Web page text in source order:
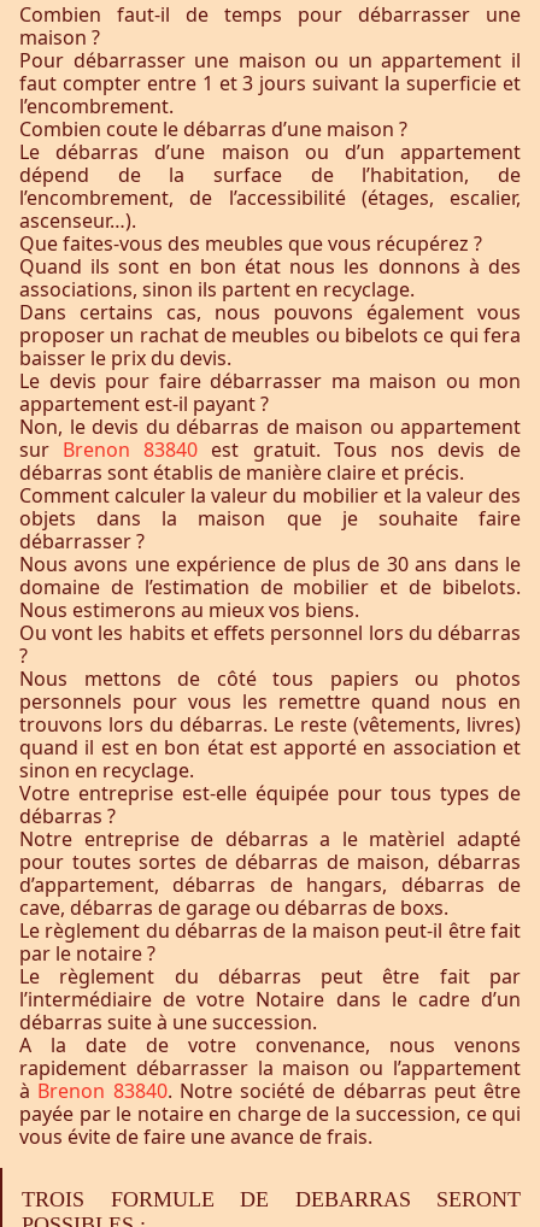
Combien faut-il de temps pour débarrasser une
maison ?
Pour débarrasser une maison ou un appartement il
faut compter entre 1 et 3 jours suivant la superficie et
l’encombrement.
Combien coute le débarras d’une maison ?
Le débarras d’une maison ou d’un appartement
dépend de la surface de l’habitation, de
l’encombrement, de l’accessibilité (étages, escalier,
ascenseur…).
Que faites-vous des meubles que vous récupérez ?
Quand ils sont en bon état nous les donnons à des
associations, sinon ils partent en recyclage.
Dans certains cas, nous pouvons également vous
proposer un rachat de meubles ou bibelots ce qui fera
baisser le prix du devis.
Le devis pour faire débarrasser ma maison ou mon
appartement est-il payant ?
Non, le devis du débarras de maison ou appartement
sur Brenon 83840 est gratuit. Tous nos devis de
débarras sont établis de manière claire et précis.
Comment calculer la valeur du mobilier et la valeur des
objets dans la maison que je souhaite faire
débarrasser ?
Nous avons une expérience de plus de 30 ans dans le
domaine de l’estimation de mobilier et de bibelots.
Nous estimerons au mieux vos biens.
Ou vont les habits et effets personnel lors du débarras
?
Nous mettons de côté tous papiers ou photos
personnels pour vous les remettre quand nous en
trouvons lors du débarras. Le reste (vêtements, livres)
quand il est en bon état est apporté en association et
sinon en recyclage.
Votre entreprise est-elle équipée pour tous types de
débarras ?
Notre entreprise de débarras a le matèriel adapté
pour toutes sortes de débarras de maison, débarras
d’appartement, débarras de hangars, débarras de
cave, débarras de garage ou débarras de boxs.
Le règlement du débarras de la maison peut-il être fait
par le notaire ?
Le règlement du débarras peut être fait par
l’intermédiaire de votre Notaire dans le cadre d’un
débarras suite à une succession.
A la date de votre convenance, nous venons
rapidement débarrasser la maison ou l’appartement
à Brenon 83840. Notre société de débarras peut être
payée par le notaire en charge de la succession, ce qui
vous évite de faire une avance de frais.
TROIS FORMULE DE DEBARRAS SERONT